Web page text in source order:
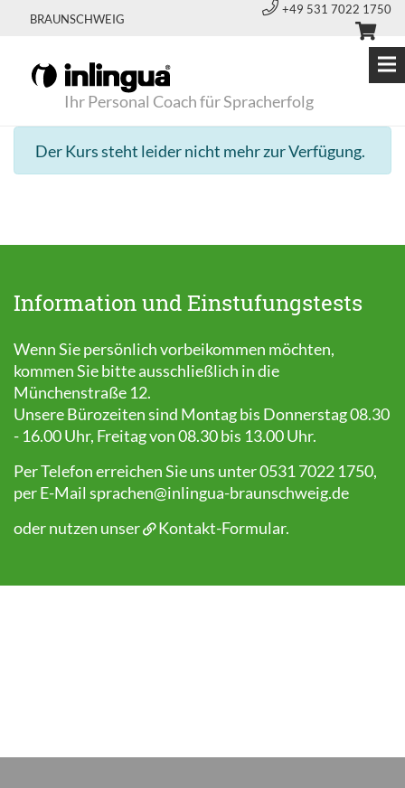
BRAUNSCHWEIG
+49 531 7022 1750
Ihr Personal Coach für Spracherfolg
Der Kurs steht leider nicht mehr zur Verfügung.
Information und Einstufungstests
Wenn Sie persönlich vorbeikommen möchten,
kommen Sie bitte ausschließlich in die
Münchenstraße 12.
Unsere Bürozeiten sind Montag bis Donnerstag 08.30
- 16.00 Uhr, Freitag von 08.30 bis 13.00 Uhr.
Per Telefon erreichen Sie uns unter 0531 7022 1750,
per E-Mail sprachen@inlingua-braunschweig.de
oder nutzen unser
Kontakt-Formular.